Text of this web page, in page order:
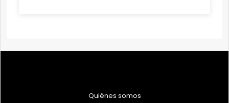
Quiénes somos